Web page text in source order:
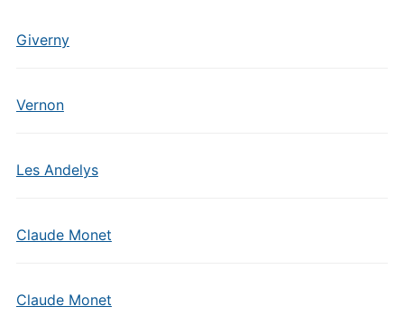
Giverny
Vernon
Les Andelys
Claude Monet
Claude Monet